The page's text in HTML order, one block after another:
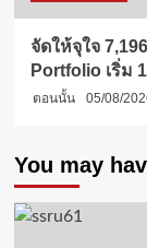
จัดให้จุใจ
Portfolio เริ่ม
ตอนนั้น 05/08/
You may